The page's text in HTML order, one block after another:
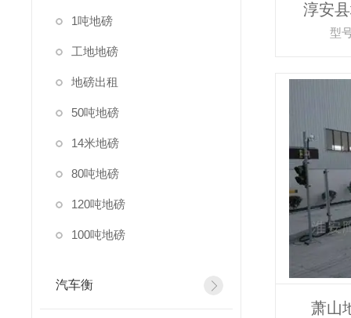
1吨地磅
工地地磅
地磅出租
50吨地磅
14米地磅
80吨地磅
120吨地磅
100吨地磅
汽车衡
淳安
型
萧山